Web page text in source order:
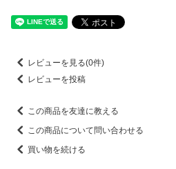
レビューを見る(0件)
レビューを投稿
この商品を友達に教える
この商品について問い合わせる
買い物を続ける